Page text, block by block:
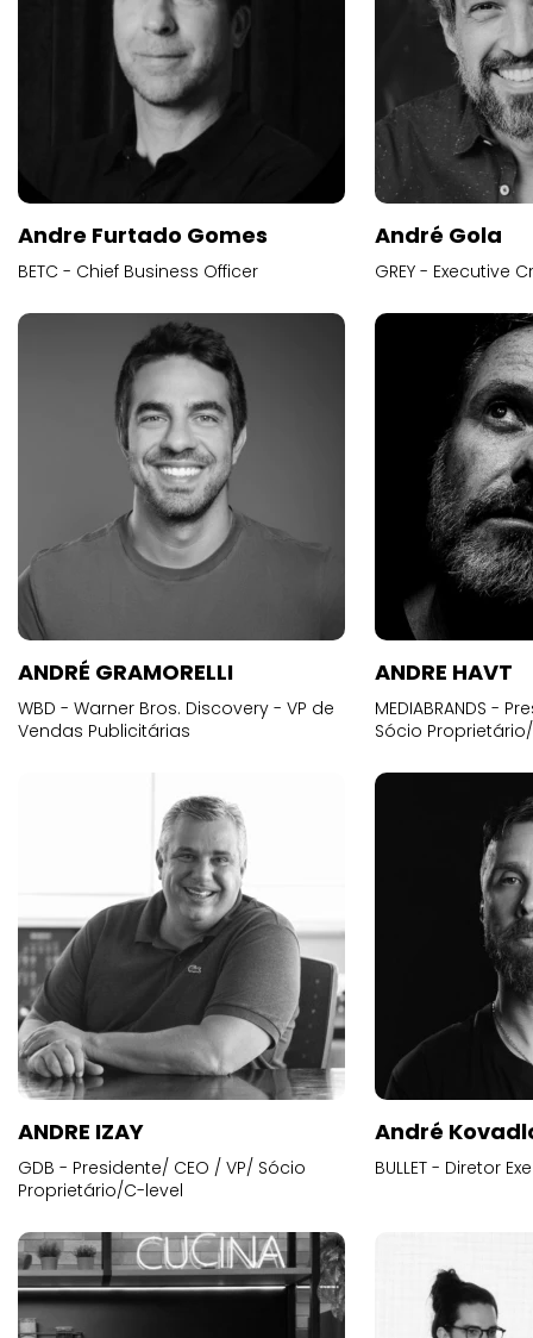
Andre Furtado Gomes
BETC - Chief Business Officer
André Gola
GREY - Executive
ANDRÉ GRAMORELLI
WBD - Warner Bros. Discovery - VP de
Vendas Publicitárias
ANDRE HAVT
MEDIABRANDS -
Sócio
ANDRE IZAY
GDB - Presidente/ CEO / VP/ Sócio
Proprietário/C-level
André
BULLET - Diretor